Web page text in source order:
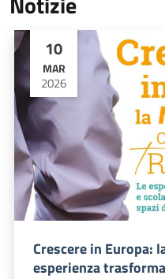
10
MAR
2026
Crescere in Europa:
esperienza